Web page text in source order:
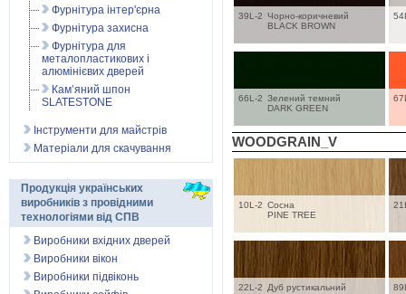
39L-2 Чорно-коричневий
BLACK BROWN
66L-2 Зелений темний
DARK GREEN
WOODGRAIN_V
10L-2 Сосна
PINE TREE
22L-2
Дуб рустикальний
Фурнітура інтер'єрна
Фурнітура захисна
Фурнітура для
металопластикових і
алюмінієвих дверей
Кам’яний шпон
SLATESTONE
Інструменти для майстрів
Матеріали для скачування
Продукція українських
виробників з провідними
технологіями від СПВ
Виробники вхідних дверей
Виробники вікон
Виробники підвіконь